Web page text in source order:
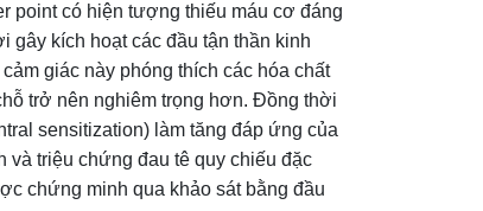
point có hiện tượng thiếu máu cơ đáng
gây kích hoạt các đầu tận thần kinh
giác này phóng thích các hóa chất
trở nên nghiêm trọng hơn. Đồng thời
sensitization) làm tăng đáp ứng của
và triệu chứng đau tê quy chiếu đặc
chứng minh qua khảo sát bằng đầu